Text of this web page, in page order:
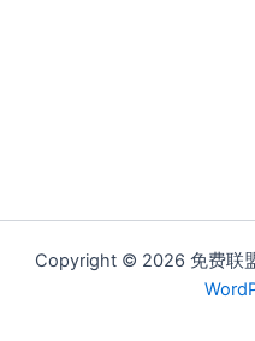
Copyright © 2026 免费联